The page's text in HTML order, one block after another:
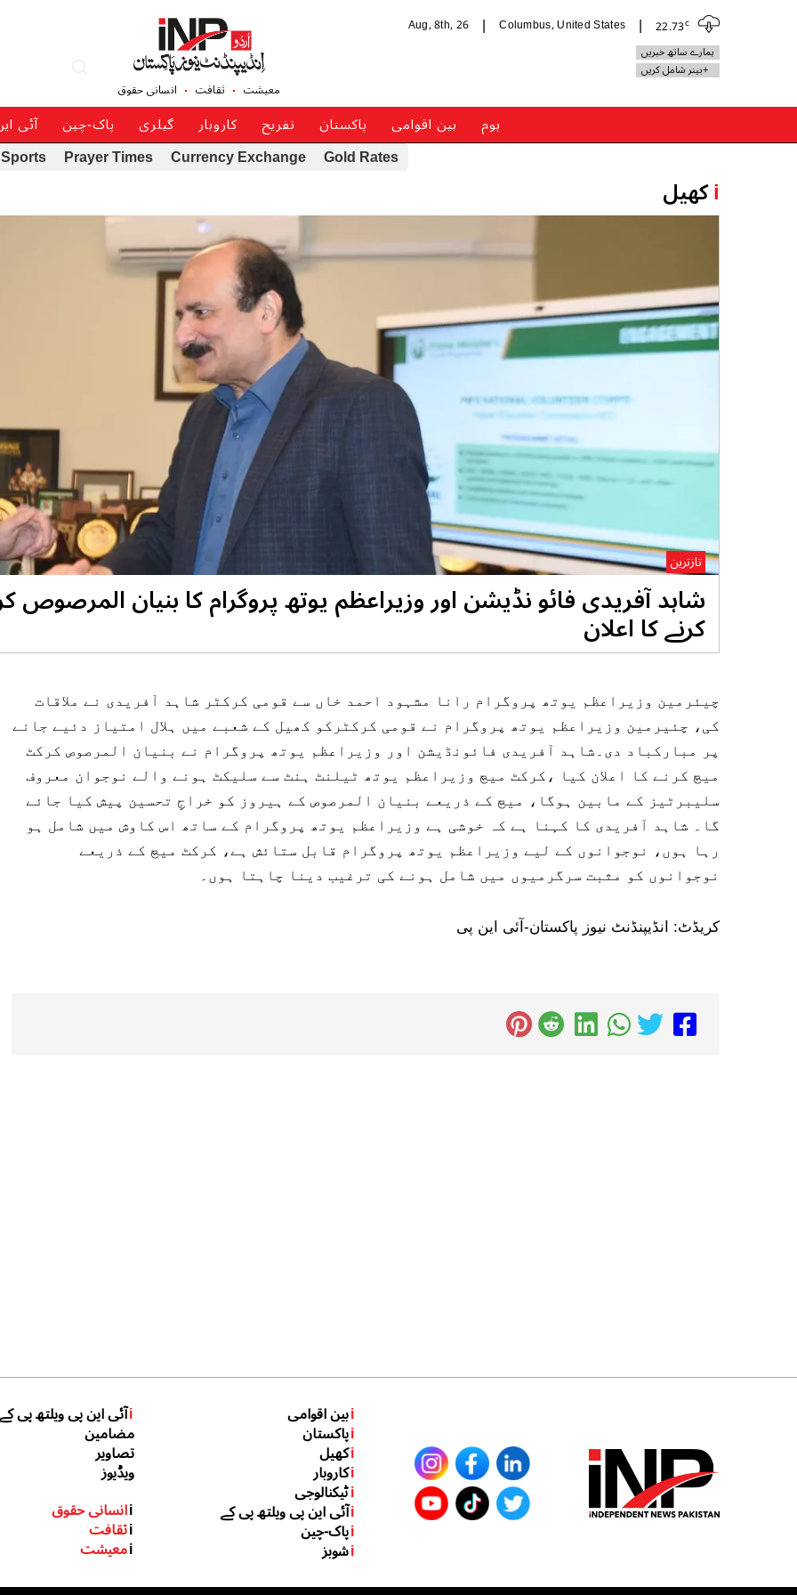
22.73c
Columbus, United States
Aug, 8th, 26
ہمارے ساتھ خبریں
+بینر شامل کریں
معیشت ثقافت انسانی حقوق
ہوم بین اقوامی پاکستان تفریح کاروبار گیلری پاک-چین آئی
Gold Rates
Currency Exchange
Prayer Times
Sports
iکھیل
شاہد آفریدی فائو نڈیشن اور وزیراعظم یوتھ پروگرام کا بنیان
کرنے کا اعلان
تازترین
چیئرمین وزیراعظم یوتھ پروگرام رانا مشہود احمد خاں سے قومی کرکٹر شاہد آفریدی نے ملاقات
کی، چئیرمین وزیراعظم یوتھ پروگرام نے قومی کرکٹرکو کھیل کے شعبے میں ہلال امتیاز دئیے جانے
پر مبارکباد دی۔شاہد آفریدی فائونڈیشن اور وزیراعظم یوتھ پروگرام نے بنیان المرصوص کرکٹ
میچ کرنے کا اعلان کیا ،کرکٹ میچ وزیراعظم یوتھ ٹیلنٹ ہنٹ سے سلیکٹ ہونے والے نوجوان معروف
سلیبرٹیز کے مابین ہوگا، میچ کے ذریعے بنیان المرصوص کے ہیروز کو خراجِ تحسین پیش کیا جائے
گا۔ شاہد آفریدی کا کہنا ہے کہ خوشی ہے وزیراعظم یوتھ پروگرام کے ساتھ اس کاوش میں شامل ہو
رہا ہوں، نوجوانوں کے لیے وزیراعظم یوتھ پروگرام قابل ستائش ہے، کرکٹ میچ کے ذریعے
نوجوانوں کو مثبت سرگرمیوں میں شامل ہونے کی ترغیب دینا چاہتا ہوں۔
کریڈٹ: انڈیپنڈنٹ نیوز پاکستان-آئی این پی
iبین اقوامی
iپاکستان
iکھیل
iکاروبار
iٹیکنالوجی
iآئی این پی ویلتھ پی کے
iپاک-چین
iشوبز
iآئی این پی ویلتھ پی کے
مضامین
تصاویر
ویڈیوز
iانسانی حقوق
iثقافت
iمعیشت